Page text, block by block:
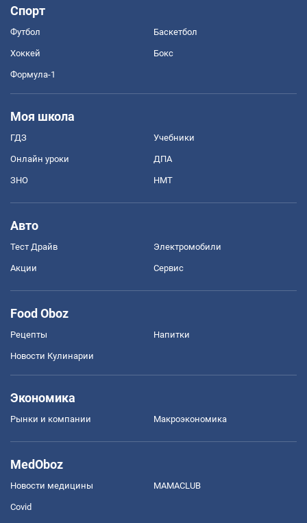
Спорт
Футбол Баскетбол
Хоккей Бокс
Формула-1
Моя школа
ГДЗ Учебники
Онлайн уроки ДПА
ЗНО НМТ
Авто
Тест Драйв Электромобили
Акции Сервис
Food Oboz
Рецепты Напитки
Новости Кулинарии
Экономика
Рынки и компании Mакроэкономика
MedOboz
Новости медицины MAMACLUB
Covid